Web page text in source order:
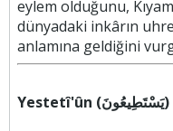
eylem olduğunu,
dünyadaki inkârın
anlamına geldiğini
Yestetî'ûn (يَسْتَطِيعُونَ)